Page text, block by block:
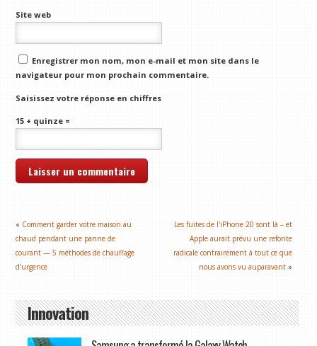
Site web
Enregistrer mon nom, mon e-mail et mon site dans le
navigateur pour mon prochain commentaire.
Saisissez votre réponse en chiffres
15 + quinze =
« Comment garder votre maison au
chaud pendant une panne de
courant — 5 méthodes de chauffage
d'urgence
Les fuites de l'iPhone 20 sont là – et
Apple aurait prévu une refonte
radicale contrairement à tout ce que
nous avons vu auparavant »
Innovation